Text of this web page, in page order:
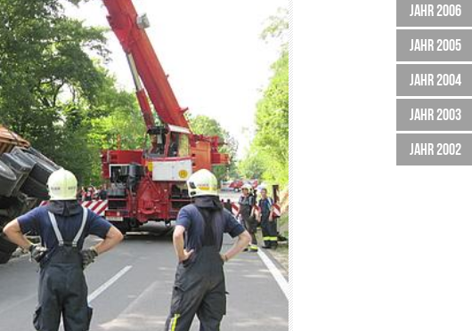
Jahr 2006
Jahr 2005
Jahr 2004
Jahr 2003
Jahr 2002